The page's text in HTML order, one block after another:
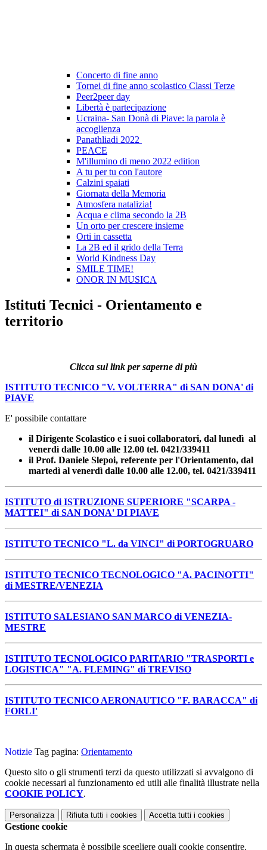
Concerto di fine anno
Tornei di fine anno scolastico Classi Terze
Peer2peer day
Libertà è partecipazione
Ucraina- San Donà di Piave: la parola è
accoglienza
Panathliadi 2022
PEACE
M'illumino di meno 2022 edition
A tu per tu con l'autore
Calzini spaiati
Giornata della Memoria
Atmosfera natalizia!
Acqua e clima secondo la 2B
Un orto per crescere insieme
Orti in cassetta
La 2B ed il grido della Terra
World Kindness Day
SMILE TIME!
ONOR IN MUSICA
Istituti Tecnici - Orientamento e
territorio
Clicca sul link per saperne di più
ISTITUTO TECNICO "V. VOLTERRA" di SAN DONA' di
PIAVE
E' possibile contattare
il Dirigente Scolastico e i suoi collaboratori, dal lunedì al
venerdì dalle 10.00 alle 12.00 tel. 0421/339411
il Prof. Daniele Slepoi, referente per l'Orientamento, dal
martedì al venerdì dalle 10.00 alle 12.00, tel. 0421/339411
ISTITUTO di ISTRUZIONE SUPERIORE "SCARPA -
MATTEI" di SAN DONA' DI PIAVE
ISTITUTO TECNICO "L. da VINCI" di PORTOGRUARO
ISTITUTO TECNICO TECNOLOGICO "A. PACINOTTI"
di MESTRE/VENEZIA
ISTITUTO SALESIANO SAN MARCO di VENEZIA-
MESTRE
ISTITUTO TECNOLOGICO PARITARIO "TRASPORTI e
LOGISTICA" "A. FLEMING" di TREVISO
ISTITUTO TECNICO AERONAUTICO "F. BARACCA" di
FORLI'
Notizie Tag pagina: Orientamento
Questo sito o gli strumenti terzi da questo utilizzati si avvalgono di
cookie necessari al funzionamento ed utili alle finalità illustrate nella
COOKIE POLICY.
Personalizza Rifiuta tutti i cookies Accetta tutti i cookies
Gestione cookie
In questa schermata è possibile scegliere quali cookie consentire.